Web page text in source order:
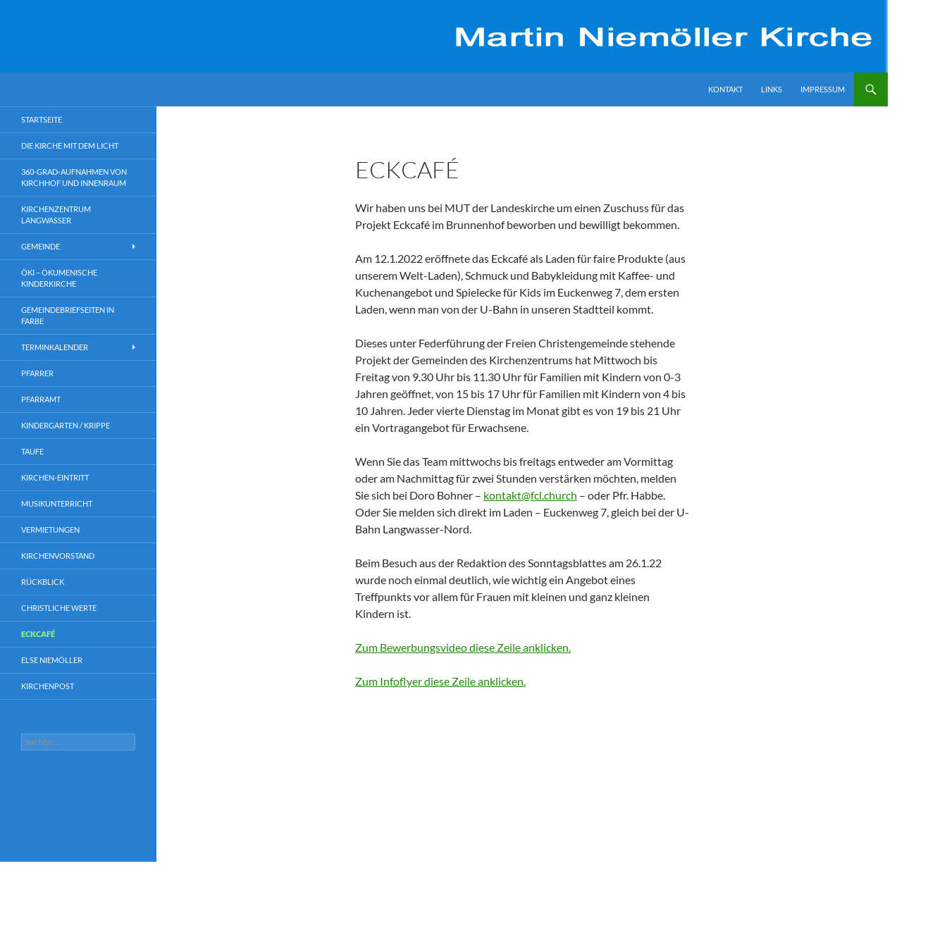
KONTAKT
LINKS IMPRESSUM
ECKCAFÉ
Wir haben uns bei MUT der Landeskirche um einen Zuschuss für das
Projekt Eckcafé im Brunnenhof beworben und bewilligt bekommen.
Am 12.1.2022 eröffnete das Eckcafé als Laden für faire Produkte (aus
unserem Welt-Laden), Schmuck und Babykleidung mit Kaffee- und
Kuchenangebot und Spielecke für Kids im Euckenweg 7, dem ersten
Laden, wenn man von der U-Bahn in unseren Stadtteil kommt.
Dieses unter Federführung der Freien Christengemeinde stehende
Projekt der Gemeinden des Kirchenzentrums hat Mittwoch bis
Freitag von 9.30 Uhr bis 11.30 Uhr für Familien mit Kindern von 0-3
Jahren geöffnet, von 15 bis 17 Uhr für Familien mit Kindern von 4 bis
10 Jahren. Jeder vierte Dienstag im Monat gibt es von 19 bis 21 Uhr
ein Vortragangebot für Erwachsene.
Wenn Sie das Team mittwochs bis freitags entweder am Vormittag
oder am Nachmittag für zwei Stunden verstärken möchten, melden
Sie sich bei Doro Bohner – kontakt@fcl.church – oder Pfr. Habbe.
Oder Sie melden sich direkt im Laden – Euckenweg 7, gleich bei der U-
Bahn Langwasser-Nord.
Beim Besuch aus der Redaktion des Sonntagsblattes am 26.1.22
wurde noch einmal deutlich, wie wichtig ein Angebot eines
Treffpunkts vor allem für Frauen mit kleinen und ganz kleinen
Kindern ist.
Zum Bewerbungsvideo diese Zeile anklicken.
Zum Infoflyer diese Zeile anklicken.
STARTSEITE
DIE KIRCHE MIT DEM LICHT
360-GRAD-AUFNAHMEN VON
KIRCHHOF UND INNENRAUM
KIRCHENZENTRUM
LANGWASSER
GEMEINDE
ÖKI – ÖKUMENISCHE
KINDERKIRCHE
GEMEINDEBRIEFSEITEN IN
FARBE
TERMINKALENDER
PFARRER
PFARRAMT
KINDERGARTEN / KRIPPE
TAUFE
KIRCHEN-EINTRITT
MUSIKUNTERRICHT
VERMIETUNGEN
KIRCHENVORSTAND
RÜCKBLICK
CHRISTLICHE WERTE
ECKCAFÉ
ELSE NIEMÖLLER
KIRCHENPOST
Suchen
nach: